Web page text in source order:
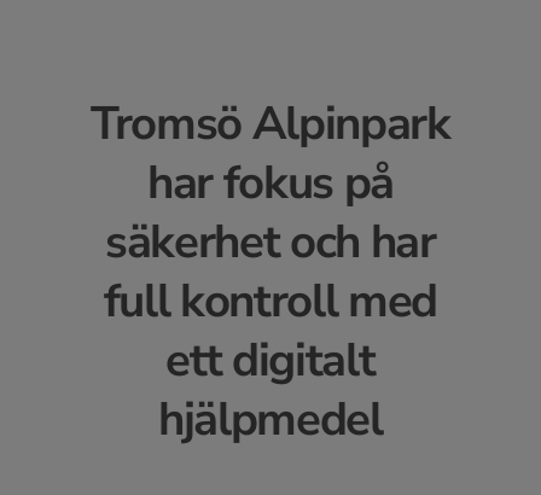
Tromsö Alpinpark
har fokus på
säkerhet och har
full kontroll med
ett digitalt
hjälpmedel